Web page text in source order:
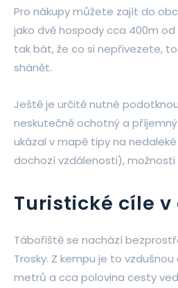
Pro nákupy můžete zajít do
jako dvě hospody cca 400m
tak bát, že co si nepřivezete,
shánět.
Ještě je určitě nutné
neskutečně ochotný a
ukázal v mapě tipy na
dochozí vzdálenosti), možnosti
Turistické cíle v
Tábořiště se nachází
Trosky. Z kempu je to
metrů a cca polovina cesty